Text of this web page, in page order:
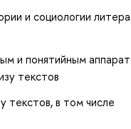
и социологии
и понятийным
текстов
текстов, в том числе